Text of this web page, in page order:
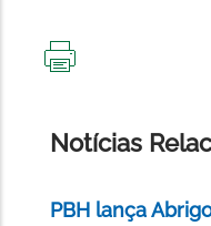
Notícias
PBH lança